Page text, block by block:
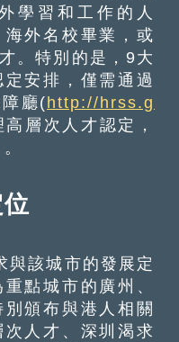
學習和工作的人
外名校畢業，或
。特別的是，9大
安排，僅需通過
廳(http://hrss.g
層次人才認定，
該城市的發展定
點城市的廣州、
頒布與港人相關
人才、深圳渴求